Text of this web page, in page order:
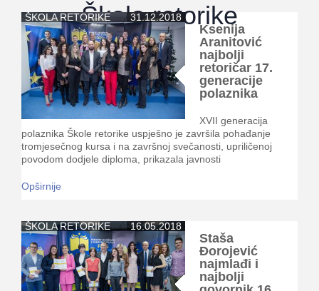
Škola retorike
ŠKOLA RETORIKE 31.12.2018
Ksenija
Aranitović
najbolji
retoričar 17.
generacije
polaznika
XVII generacija
polaznika Škole retorike uspješno je završila pohađanje
tromjesečnog kursa i na završnoj svečanosti, upriličenoj
povodom dodjele diploma, prikazala javnosti
Opširnije
ŠKOLA RETORIKE 16.05.2018
Staša
Đorojević
najmlađi i
najbolji